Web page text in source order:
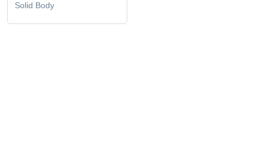
Solid Body